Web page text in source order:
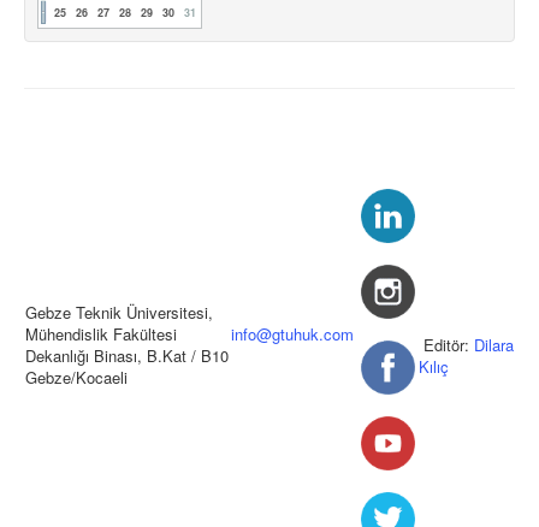
25
26 27 28 29 30 31
Gebze Teknik Üniversitesi,
Mühendislik Fakültesi
Dekanlığı Binası, B.Kat / B10
Gebze/Kocaeli
info@gtuhuk.com Editör: Dilara
Kılıç